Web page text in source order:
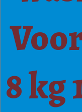
8 kg